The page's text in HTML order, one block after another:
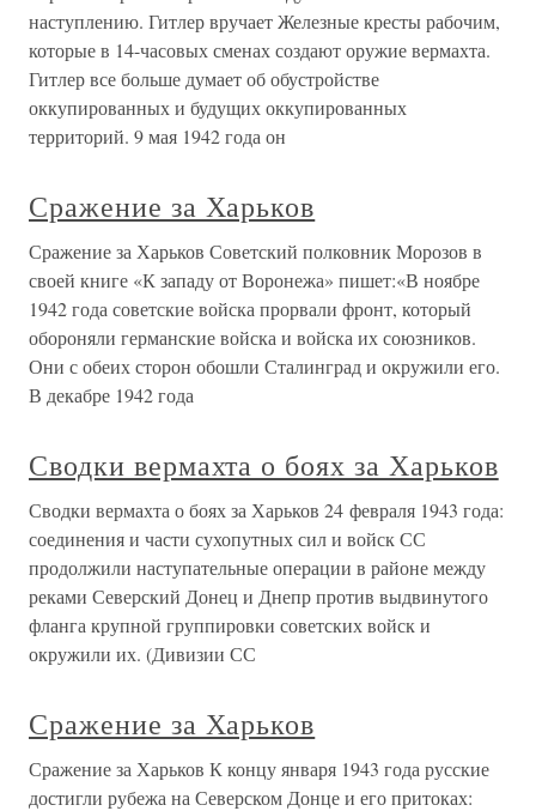
наступлению. Гитлер вручает Железные кресты рабочим,
которые в 14-часовых сменах создают оружие вермахта.
Гитлер все больше думает об обустройстве
оккупированных и будущих оккупированных
территорий. 9 мая 1942 года он
Сражение за Харьков
Сражение за Харьков Советский полковник Морозов в
своей книге «К западу от Воронежа» пишет:«В ноябре
1942 года советские войска прорвали фронт, который
обороняли германские войска и войска их союзников.
Они с обеих сторон обошли Сталинград и окружили его.
В декабре 1942 года
Сводки вермахта о боях за Харьков
Сводки вермахта о боях за Харьков 24 февраля 1943 года:
соединения и части сухопутных сил и войск СС
продолжили наступательные операции в районе между
реками Северский Донец и Днепр против выдвинутого
фланга крупной группировки советских войск и
окружили их. (Дивизии СС
Сражение за Харьков
Сражение за Харьков К концу января 1943 года русские
достигли рубежа на Северском Донце и его притоках: